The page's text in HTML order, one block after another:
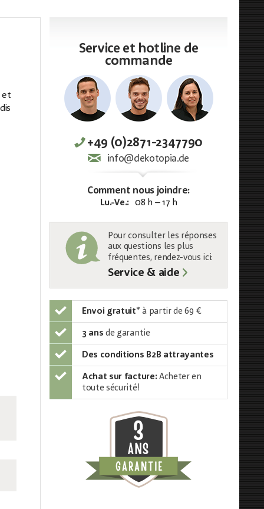
et
Service et hotline de
commande
+49 (0)2871-2347790
info@dekotopia.de
Comment nous joindre:
Lu.-Ve.: 08 h – 17 h
Pour consulter les réponses
aux questions les plus
fréquentes, rendez-vous ici:
Service & aide
Envoi gratuit* à partir de 69 €
3 ans de garantie
Des conditions B2B attrayantes
Achat sur facture: Acheter en
toute sécurité!